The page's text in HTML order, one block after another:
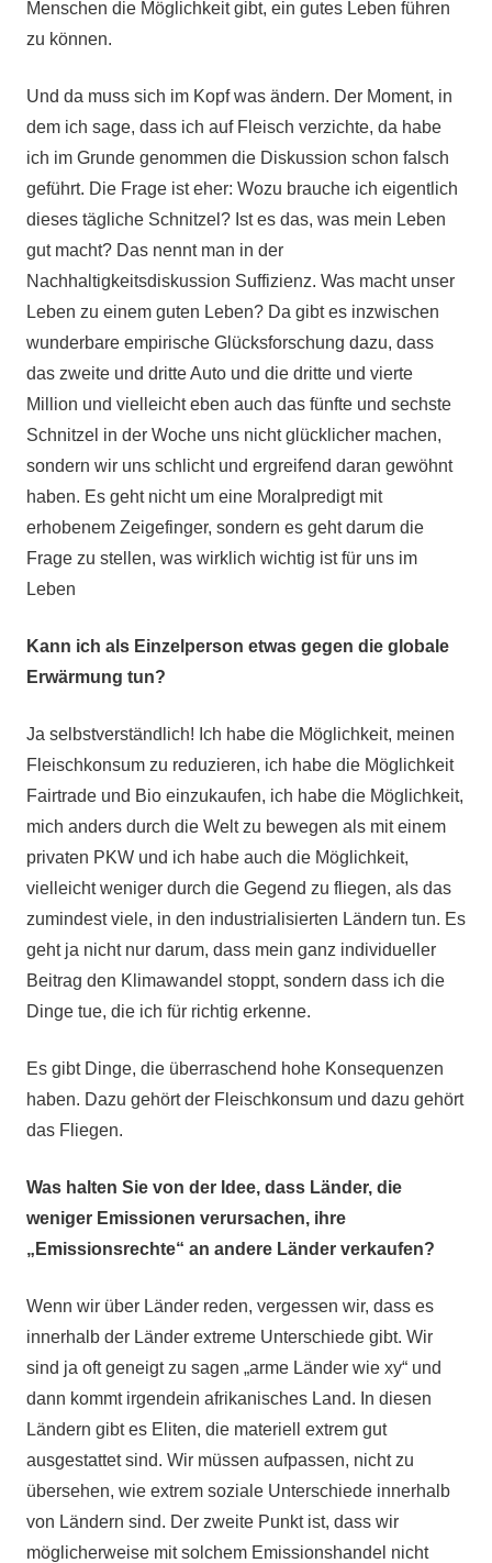
Menschen die Möglichkeit gibt, ein gutes Leben führen
zu können.
Und da muss sich im Kopf was ändern. Der Moment, in
dem ich sage, dass ich auf Fleisch verzichte, da habe
ich im Grunde genommen die Diskussion schon falsch
geführt. Die Frage ist eher: Wozu brauche ich eigentlich
dieses tägliche Schnitzel? Ist es das, was mein Leben
gut macht? Das nennt man in der
Nachhaltigkeitsdiskussion Suffizienz. Was macht unser
Leben zu einem guten Leben? Da gibt es inzwischen
wunderbare empirische Glücksforschung dazu, dass
das zweite und dritte Auto und die dritte und vierte
Million und vielleicht eben auch das fünfte und sechste
Schnitzel in der Woche uns nicht glücklicher machen,
sondern wir uns schlicht und ergreifend daran gewöhnt
haben. Es geht nicht um eine Moralpredigt mit
erhobenem Zeigefinger, sondern es geht darum die
Frage zu stellen, was wirklich wichtig ist für uns im
Leben
Kann ich als Einzelperson etwas gegen die globale
Erwärmung tun?
Ja selbstverständlich! Ich habe die Möglichkeit, meinen
Fleischkonsum zu reduzieren, ich habe die Möglichkeit
Fairtrade und Bio einzukaufen, ich habe die Möglichkeit,
mich anders durch die Welt zu bewegen als mit einem
privaten PKW und ich habe auch die Möglichkeit,
vielleicht weniger durch die Gegend zu fliegen, als das
zumindest viele, in den industrialisierten Ländern tun. Es
geht ja nicht nur darum, dass mein ganz individueller
Beitrag den Klimawandel stoppt, sondern dass ich die
Dinge tue, die ich für richtig erkenne.
Es gibt Dinge, die überraschend hohe Konsequenzen
haben. Dazu gehört der Fleischkonsum und dazu gehört
das Fliegen.
Was halten Sie von der Idee, dass Länder, die
weniger Emissionen verursachen, ihre
„Emissionsrechte“ an andere Länder verkaufen?
Wenn wir über Länder reden, vergessen wir, dass es
innerhalb der Länder extreme Unterschiede gibt. Wir
sind ja oft geneigt zu sagen „arme Länder wie xy“ und
dann kommt irgendein afrikanisches Land. In diesen
Ländern gibt es Eliten, die materiell extrem gut
ausgestattet sind. Wir müssen aufpassen, nicht zu
übersehen, wie extrem soziale Unterschiede innerhalb
von Ländern sind. Der zweite Punkt ist, dass wir
möglicherweise mit solchem Emissionshandel nicht